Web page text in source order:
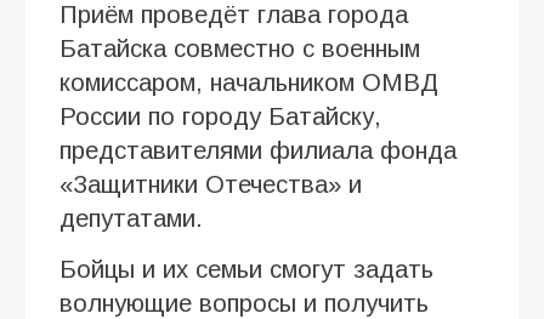
Приём проведёт глава города
Батайска совместно с военным
комиссаром, начальником ОМВД
России по городу Батайску,
представителями филиала фонда
«Защитники Отечества» и
депутатами.
Бойцы и их семьи смогут задать
волнующие вопросы и получить